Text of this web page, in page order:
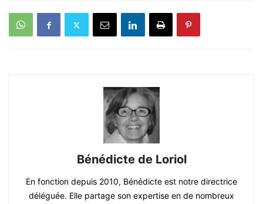
Bénédicte de Loriol
En fonction depuis 2010, Bénédicte est notre directrice
déléguée. Elle partage son expertise en de nombreux